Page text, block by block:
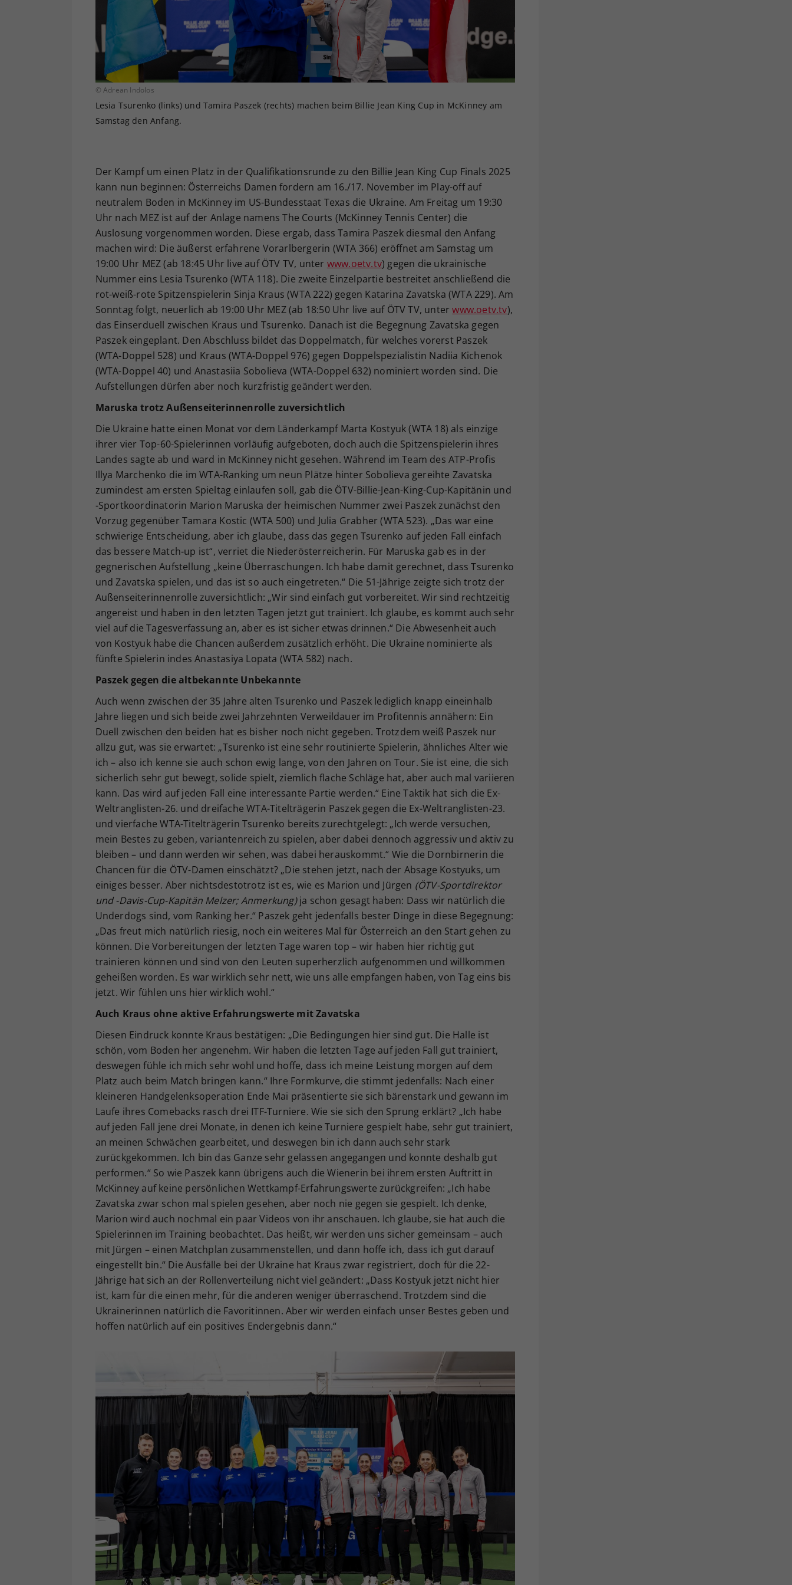
© Adrean Indolos
Lesia Tsurenko (links) und Tamira Paszek (rechts) machen beim Billie Jean King Cup in McKinney am
Samstag den Anfang.
Der Kampf um einen Platz in der Qualifikationsrunde zu den Billie Jean King Cup Finals 2025
kann nun beginnen: Österreichs Damen fordern am 16./17. November im Play-off auf
neutralem Boden in McKinney im US-Bundesstaat Texas die Ukraine. Am Freitag um 19:30
Uhr nach MEZ ist auf der Anlage namens The Courts (McKinney Tennis Center) die
Auslosung vorgenommen worden. Diese ergab, dass Tamira Paszek diesmal den Anfang
machen wird: Die äußerst erfahrene Vorarlbergerin (WTA 366) eröffnet am Samstag um
19:00 Uhr MEZ (ab 18:45 Uhr live auf ÖTV TV, unter www.oetv.tv) gegen die ukrainische
Nummer eins Lesia Tsurenko (WTA 118). Die zweite Einzelpartie bestreitet anschließend die
rot-weiß-rote Spitzenspielerin Sinja Kraus (WTA 222) gegen Katarina Zavatska (WTA 229). Am
Sonntag folgt, neuerlich ab 19:00 Uhr MEZ (ab 18:50 Uhr live auf ÖTV TV, unterwww.oetv.tv),
das Einserduell zwischen Kraus und Tsurenko. Danach ist die Begegnung Zavatska gegen
Paszek eingeplant. Den Abschluss bildet das Doppelmatch, für welches vorerst Paszek
(WTA-Doppel 528) und Kraus (WTA-Doppel 976) gegen Doppelspezialistin Nadiia Kichenok
(WTA-Doppel 40) und Anastasiia Sobolieva (WTA-Doppel 632) nominiert worden sind. Die
Aufstellungen dürfen aber noch kurzfristig geändert werden.
Maruska trotz Außenseiterinnenrolle zuversichtlich
Die Ukraine hatte einen Monat vor dem Länderkampf Marta Kostyuk (WTA 18) als einzige
ihrer vier Top-60-Spielerinnen vorläufig aufgeboten, doch auch die Spitzenspielerin ihres
Landes sagte ab und ward in McKinney nicht gesehen. Während im Team des ATP-Profis
Illya Marchenko die im WTA-Ranking um neun Plätze hinter Sobolieva gereihte Zavatska
zumindest am ersten Spieltag einlaufen soll, gab die ÖTV-Billie-Jean-King-Cup-Kapitänin und
-Sportkoordinatorin Marion Maruska der heimischen Nummer zwei Paszek zunächst den
Vorzug gegenüber Tamara Kostic (WTA 500) und Julia Grabher (WTA 523). „Das war eine
schwierige Entscheidung, aber ich glaube, dass das gegen Tsurenko auf jeden Fall einfach
das bessere Match-up ist“, verriet die Niederösterreicherin. Für Maruska gab es in der
gegnerischen Aufstellung „keine Überraschungen. Ich habe damit gerechnet, dass Tsurenko
und Zavatska spielen, und das ist so auch eingetreten.“ Die 51-Jährige zeigte sich trotz der
Außenseiterinnenrolle zuversichtlich: „Wir sind einfach gut vorbereitet. Wir sind rechtzeitig
angereist und haben in den letzten Tagen jetzt gut trainiert. Ich glaube, es kommt auch sehr
viel auf die Tagesverfassung an, aber es ist sicher etwas drinnen.“ Die Abwesenheit auch
von Kostyuk habe die Chancen außerdem zusätzlich erhöht. Die Ukraine nominierte als
fünfte Spielerin indes Anastasiya Lopata (WTA 582) nach.
Paszek gegen die altbekannte Unbekannte
Auch wenn zwischen der 35 Jahre alten Tsurenko und Paszek lediglich knapp eineinhalb
Jahre liegen und sich beide zwei Jahrzehnten Verweildauer im Profitennis annähern: Ein
Duell zwischen den beiden hat es bisher noch nicht gegeben. Trotzdem weiß Paszek nur
allzu gut, was sie erwartet: „Tsurenko ist eine sehr routinierte Spielerin, ähnliches Alter wie
ich – also ich kenne sie auch schon ewig lange, von den Jahren on Tour. Sie ist eine, die sich
sicherlich sehr gut bewegt, solide spielt, ziemlich flache Schläge hat, aber auch mal variieren
kann. Das wird auf jeden Fall eine interessante Partie werden.“ Eine Taktik hat sich die Ex-
Weltranglisten-26. und dreifache WTA-Titelträgerin Paszek gegen die Ex-Weltranglisten-23.
und vierfache WTA-Titelträgerin Tsurenko bereits zurechtgelegt: „Ich werde versuchen,
mein Bestes zu geben, variantenreich zu spielen, aber dabei dennoch aggressiv und aktiv zu
bleiben – und dann werden wir sehen, was dabei herauskommt.“ Wie die Dornbirnerin die
Chancen für die ÖTV-Damen einschätzt? „Die stehen jetzt, nach der Absage Kostyuks, um
einiges besser. Aber nichtsdestotrotz ist es, wie es Marion und Jürgen (ÖTV-Sportdirektor
und -Davis-Cup-Kapitän Melzer; Anmerkung)ja schon gesagt haben: Dass wir natürlich die
Underdogs sind, vom Ranking her.“ Paszek geht jedenfalls bester Dinge in diese Begegnung:
„Das freut mich natürlich riesig, noch ein weiteres Mal für Österreich an den Start gehen zu
können. Die Vorbereitungen der letzten Tage waren top – wir haben hier richtig gut
trainieren können und sind von den Leuten superherzlich aufgenommen und willkommen
geheißen worden. Es war wirklich sehr nett, wie uns alle empfangen haben, von Tag eins bis
jetzt. Wir fühlen uns hier wirklich wohl.“
Auch Kraus ohne aktive Erfahrungswerte mit Zavatska
Diesen Eindruck konnte Kraus bestätigen: „Die Bedingungen hier sind gut. Die Halle ist
schön, vom Boden her angenehm. Wir haben die letzten Tage auf jeden Fall gut trainiert,
deswegen fühle ich mich sehr wohl und hoffe, dass ich meine Leistung morgen auf dem
Platz auch beim Match bringen kann.“ Ihre Formkurve, die stimmt jedenfalls: Nach einer
kleineren Handgelenksoperation Ende Mai präsentierte sie sich bärenstark und gewann im
Laufe ihres Comebacks rasch drei ITF-Turniere. Wie sie sich den Sprung erklärt? „Ich habe
auf jeden Fall jene drei Monate, in denen ich keine Turniere gespielt habe, sehr gut trainiert,
an meinen Schwächen gearbeitet, und deswegen bin ich dann auch sehr stark
zurückgekommen. Ich bin das Ganze sehr gelassen angegangen und konnte deshalb gut
performen.“ So wie Paszek kann übrigens auch die Wienerin bei ihrem ersten Auftritt in
McKinney auf keine persönlichen Wettkampf-Erfahrungswerte zurückgreifen: „Ich habe
Zavatska zwar schon mal spielen gesehen, aber noch nie gegen sie gespielt. Ich denke,
Marion wird auch nochmal ein paar Videos von ihr anschauen. Ich glaube, sie hat auch die
Spielerinnen im Training beobachtet. Das heißt, wir werden uns sicher gemeinsam – auch
mit Jürgen – einen Matchplan zusammenstellen, und dann hoffe ich, dass ich gut darauf
eingestellt bin.“ Die Ausfälle bei der Ukraine hat Kraus zwar registriert, doch für die 22-
Jährige hat sich an der Rollenverteilung nicht viel geändert: „Dass Kostyuk jetzt nicht hier
ist, kam für die einen mehr, für die anderen weniger überraschend. Trotzdem sind die
Ukrainerinnen natürlich die Favoritinnen. Aber wir werden einfach unser Bestes geben und
hoffen natürlich auf ein positives Endergebnis dann.“
Ihrer vorgenommen Einstellungen, falls der
Webseiten-Betreiber dies eingestellt hat.